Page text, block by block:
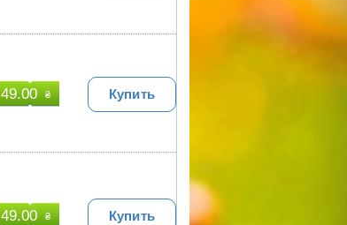
49.00 ₴ Купить
49.00 ₴ Купить